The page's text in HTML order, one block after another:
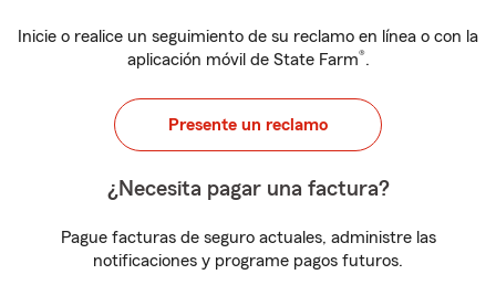
Inicie o realice un seguimiento de su reclamo en línea o con la
aplicación móvil de State Farm®.
Presente un reclamo
¿Necesita pagar una factura?
Pague facturas de seguro actuales, administre las
notificaciones y programe pagos futuros.